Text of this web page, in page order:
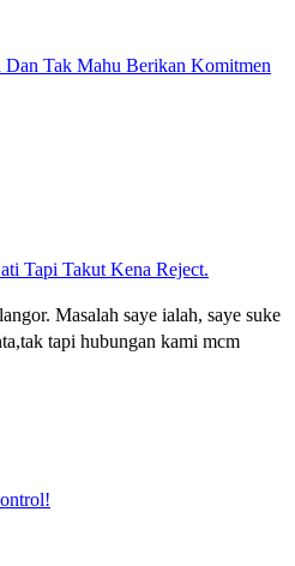
Dan Tak Mahu Berikan Komitmen
Tapi Takut Kena Reject.
Masalah saye ialah, saye suke
tapi hubungan kami mcm